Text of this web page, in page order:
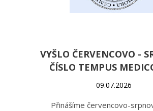
VYŠLO ČERVENCOVO -
ČÍSLO TEMPUS
09.07.2026
Přinášíme červencovo-